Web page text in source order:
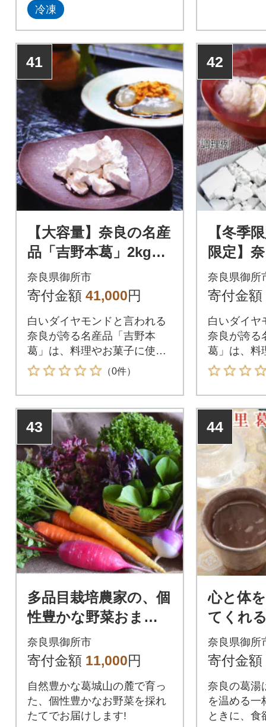
冷凍
41
【大容量】奈良の名産
品「吉野本葛」2kg
～白いダイヤモンド
で体に優しい料理を
奈良県御所市
寄付金額 41,000円
白いダイヤモンドと言われる
奈良が誇る名産品「吉野本
葛」は、料理やお菓子に使え
るスーパー食材です。
（0件）
42
【冬季
限定】
「吉野
gで葛料
奈良県御所
寄付金額
白いダイヤ
奈良が誇る
葛」は、料
るスーパー
43
多品目栽培農家の、個
性豊かな野菜おまか
せつめあわせセット
奈良県御所市
寄付金額 11,000円
自然豊かな葛城山の麓で育っ
た、個性豊かなお野菜を採れ
たてでお届けします!
44
心と体
てくれ
ろみと
の「葛
奈良県御所
寄付金額
奈良の葛湯
を温める一
ときに、食